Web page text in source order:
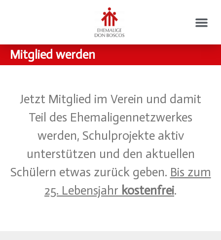
Mitglied werden
Jetzt Mitglied im Verein und damit
Teil des Ehemaligennetzwerkes
werden, Schulprojekte aktiv
unterstützen und den aktuellen
Schülern etwas zurück geben. Bis zum
25. Lebensjahr kostenfrei.